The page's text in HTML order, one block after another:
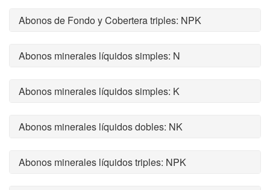
Abonos de Fondo y Cobertera triples: NPK
Abonos minerales líquidos simples: N
Abonos minerales líquidos simples: K
Abonos minerales líquidos dobles: NK
Abonos minerales líquidos triples: NPK